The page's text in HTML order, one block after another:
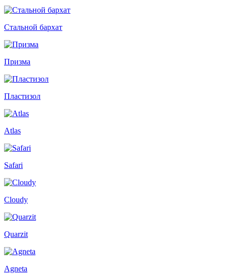
Стальной бархат
Призма
Пластизол
Atlas
Safari
Cloudy
Quarzit
Agneta